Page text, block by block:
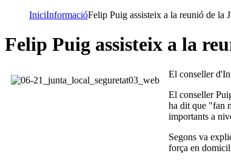
IniciInformacióFelip Puig assisteix a la reunió de la
Felip Puig assisteix a la
El conseller
El conseller
ha dit que "fan
importants a
Segons va
força en